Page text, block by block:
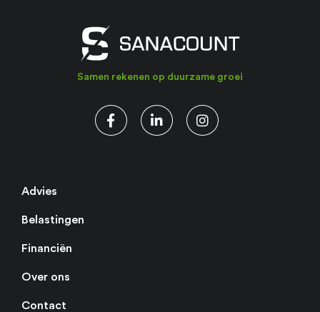
Samen rekenen op duurzame groei
Advies
Belastingen
Financiën
Over ons
Contact